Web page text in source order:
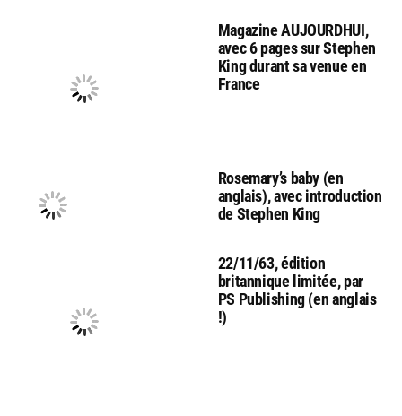
Magazine AUJOURDHUI,
avec 6 pages sur Stephen
King durant sa venue en
France
Rosemary’s baby (en
anglais), avec introduction
de Stephen King
22/11/63, édition
britannique limitée, par
PS Publishing (en anglais
!)